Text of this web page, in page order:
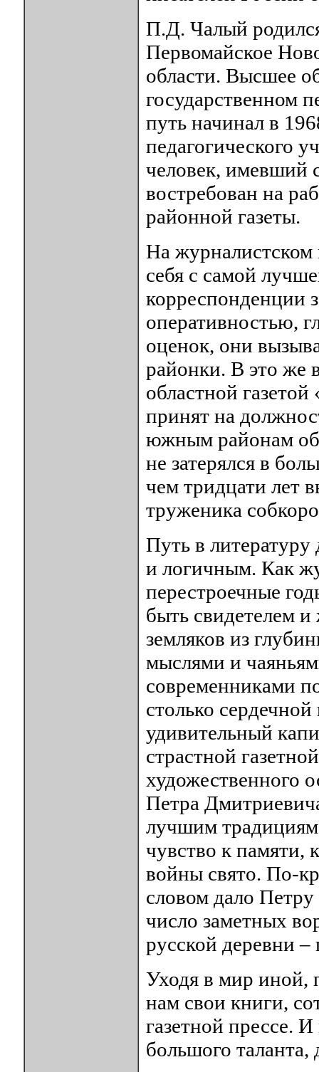
П.Д. Чалый
Первомайское
области. Высшее
государственном
путь начинал в
педагогического
человек, имевший
востребован на
районной газеты.
На
себя с самой
корреспонденции
оперативностью,
оценок, они
районки. В это же
областной
принят на
южным районам
не затерялся в
чем тридцати лет
труженика
Путь в литературу
и логичным. Как
перестроечные
быть свидетелем
земляков из
мыслями и
современниками
столько
удивительный
страстной
художественного
Петра
лучшим традициям
чувство к памяти,
войны свято. По-
словом дало
число заметных
русской деревни
Уходя в мир иной,
нам свои книги,
газетной прессе. И
большого